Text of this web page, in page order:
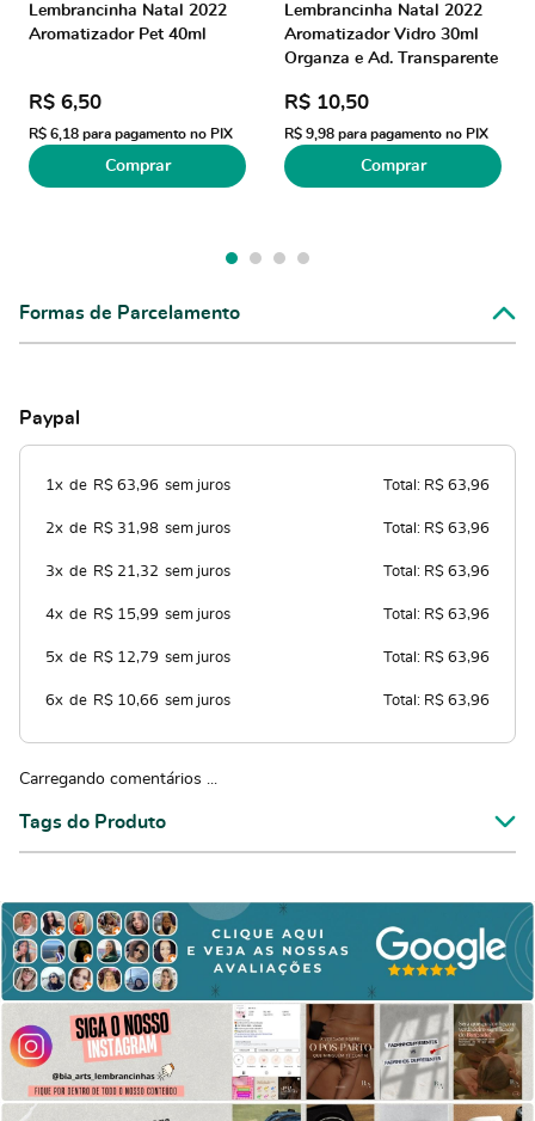
Lembrancinha Natal 2022
Aromatizador Pet 40ml
R$ 6,50
R$ 6,18 para pagamento no PIX
Comprar
Lembrancinha Natal 2022
Aromatizador Vidro 30ml
Organza e Ad. Transparente
R$ 10,50
R$ 9,98 para pagamento no PIX
Comprar
Formas de Parcelamento
Paypal
1x de R$ 63,96 sem juros Total: R$ 63,96
2x de R$ 31,98 sem juros Total: R$ 63,96
3x de R$ 21,32 sem juros Total: R$ 63,96
4x de R$ 15,99 sem juros Total: R$ 63,96
5x de R$ 12,79 sem juros Total: R$ 63,96
6x de R$ 10,66 sem juros Total: R$ 63,96
Carregando comentários ...
Tags do Produto